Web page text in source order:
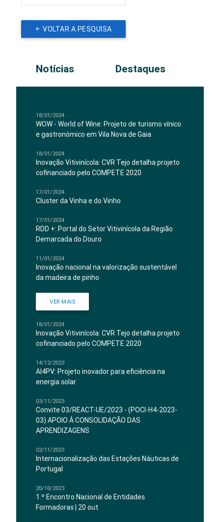
VOLTAR A PESQUISA
Notícias Destaques
18/01/2024
WOW - World of Wine: Projeto de turismo vínico
e gastronómico em Vila Nova de Gaia
18/01/2024
Inovação Vitivinícola: CVR Tejo detalha projeto
cofinanciado pelo COMPETE 2020
17/01/2024
Cluster da Vinha e do Vinho
17/01/2024
RDD +: Portal do Setor Vitivinícola da Região
Demarcada do Douro
11/01/2024
Inovação nacional na valorização sustentável
da madeira de pinho
VER MAIS
18/01/2024
Inovação Vitivinícola: CVR Tejo detalha projeto
cofinanciado pelo COMPETE 2020
14/12/2023
AI4PV: Projeto inovador para eficiência na
energia solar
03/11/2023
Convite 03/REACT-UE/2023 - (POCI-H4-2023-
03) APOIO À CONSOLIDAÇÃO DAS
APRENDIZAGENS
02/11/2023
Internacionalização das Estações Náuticas de
Portugal
20/10/2023
1.º Encontro Nacional de Entidades
Formadoras | 20 out